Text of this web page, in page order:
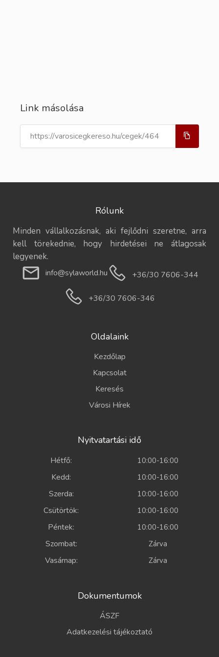
Link másolása
Rólunk
Minden vállalkozásnak, aki fejlődni szeretne, arra
kell törekednie, hogy hirdetései ne átlagosak
legyenek.
info@sylaworld.hu +36/30 7606-344
+36/30 7606-346
Oldalaink
Kezdőlap
Kapcsolat
Keresés
Városi Hírek
Nyitvatartási idő
Hétfő: 10:00-16:00
Kedd: 10:00-16:00
Szerda: 10:00-16:00
Csütörtök: 10:00-16:00
Péntek: 10:00-16:00
Szombat: Zárva
Vasárnap: Zárva
Dokumentumok
ÁSZF
Adatkezelési tájékoztató